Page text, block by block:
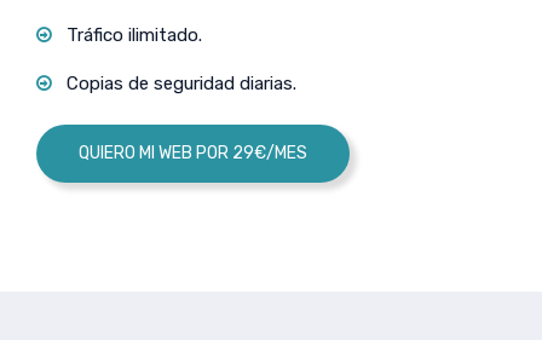
Tráfico ilimitado.
Copias de seguridad diarias.
QUIERO MI WEB POR 29€/MES